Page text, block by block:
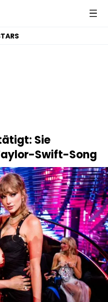
Sie
Swift-Song